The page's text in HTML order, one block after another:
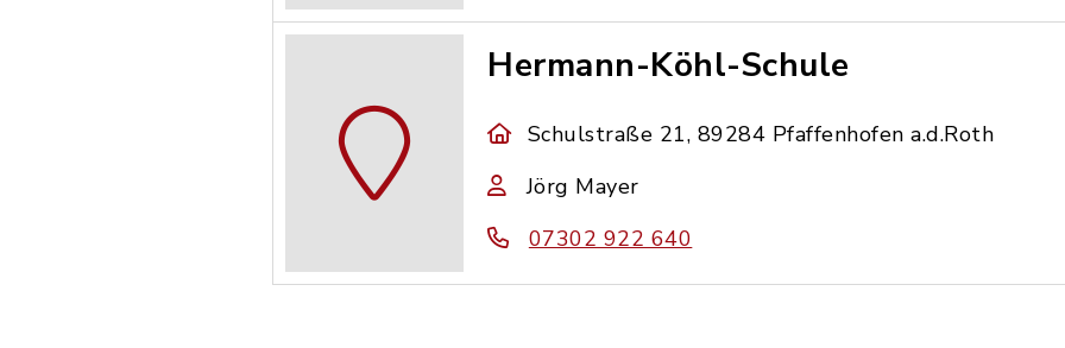
Hermann-Köhl-Schule
Schulstraße 21, 89284 Pfaffenhofen a.d.Roth
Jörg Mayer
07302 922 640